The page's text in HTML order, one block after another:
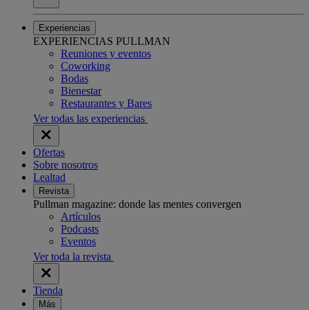
Experiencias
EXPERIENCIAS PULLMAN
Reuniones y eventos
Coworking
Bodas
Bienestar
Restaurantes y Bares
Ver todas las experiencias
Ofertas
Sobre nosotros
Lealtad
Revista
Pullman magazine: donde las mentes convergen
Artículos
Podcasts
Eventos
Ver toda la revista
Tienda
Más